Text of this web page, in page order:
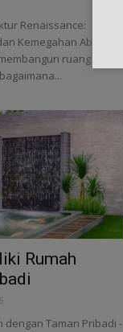
Renaissance:
Kemegahan Abadi -
ruang untuk
Rumah
dengan Taman Pribadi -